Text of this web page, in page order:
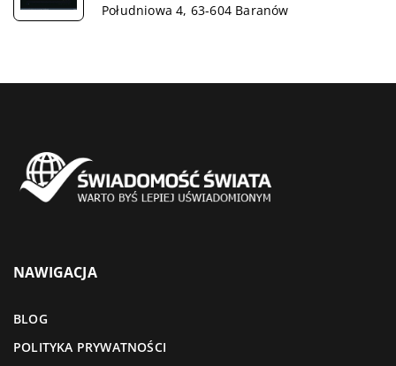
Południowa 4, 63-604 Baranów
NAWIGACJA
BLOG
POLITYKA PRYWATNOŚCI